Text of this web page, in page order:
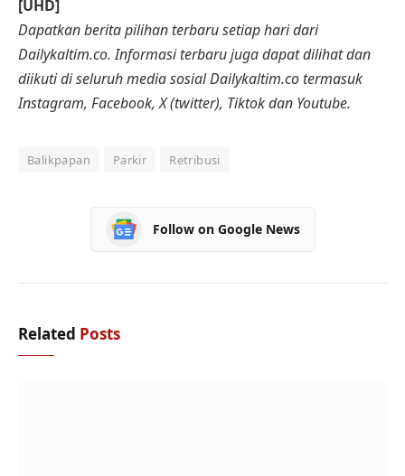
[UHD]
Dapatkan berita pilihan terbaru setiap hari dari
Dailykaltim.co. Informasi terbaru juga dapat dilihat dan
diikuti di seluruh media sosial Dailykaltim.co termasuk
Instagram, Facebook, X (twitter), Tiktok dan Youtube.
Balikpapan Parkir Retribusi
Follow on Google News
Related Posts